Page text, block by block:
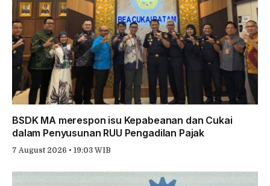
BSDK MA merespon isu Kepabeanan dan Cukai
dalam Penyusunan RUU Pengadilan Pajak
7 August 2026 • 19:03 WIB